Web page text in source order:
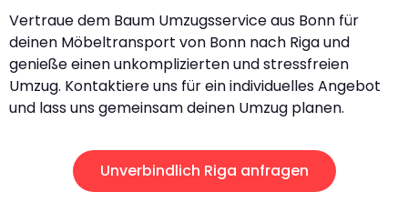
Vertraue dem Baum Umzugsservice aus Bonn für
deinen Möbeltransport von Bonn nach Riga und
genieße einen unkomplizierten und stressfreien
Umzug. Kontaktiere uns für ein individuelles Angebot
und lass uns gemeinsam deinen Umzug planen.
Unverbindlich Riga anfragen